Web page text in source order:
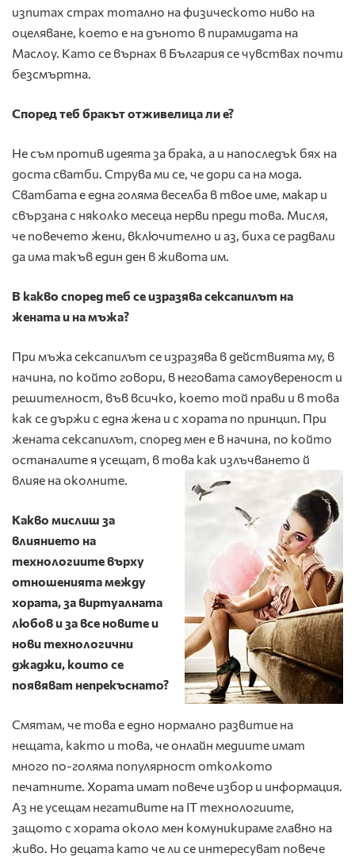
изпитах страх тотално на физическото ниво на
оцеляване, което е на дъното в пирамидата на
Маслоу. Като се върнах в България се чувствах почти
безсмъртна.
Според теб бракът отживелица лие?
Не съм против идеята за брака, а и напоследък бях на
доста сватби. Струва ми се, че дори са на мода.
Сватбата е една голяма веселба в твое име, макар и
свързана с няколко месеца нерви преди това. Мисля,
че повечето жени, включително и аз, биха се радвали
да има такъв един ден в живота им.
В какво според теб се изразява сексапилът на
жената и на мъжа?
При мъжа сексапилът се изразява в действията му, в
начина, по който говори, в неговата самоувереност и
решителност, във всичко, което той прави и в това
как се държи с една жена и с хората по принцип. При
жената сексапилът, според мен е в начина, по който
останалите я усещат, в това как излъчването й
влияе на околните.
Какво мислиш за
влиянието на
технологиите върху
отношенията между
хората, за виртуалната
любови за все новите и
нови технологични
джаджи, които се
появяват непрекъснато?
Смятам, че това е едно нормално развитие на
нещата, както и това, че онлайн медиите имат
много по-голяма популярност отколкото
печатните. Хората имат повече избор и информация.
Аз не усещам негативите на IT технологиите,
защото с хората около мен комуникираме главно на
живо. Но децата като че ли се интересуват повече